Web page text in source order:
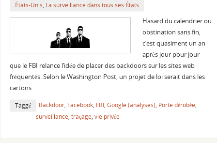
États-Unis, La surveillance dans tous ses États
Hasard du calendrier ou
obstination sans fin,
c’est quasiment un an
après jour pour jour
que le FBI relance l’idée de placer des backdoors sur les sites web
fréquentés. Selon le Washington Post, un projet de loi serait dans les
cartons.
Taggé Backdoor, Facebook, FBI, Google (analyses), Porte dérobée,
surveillance, traçage, vie privée